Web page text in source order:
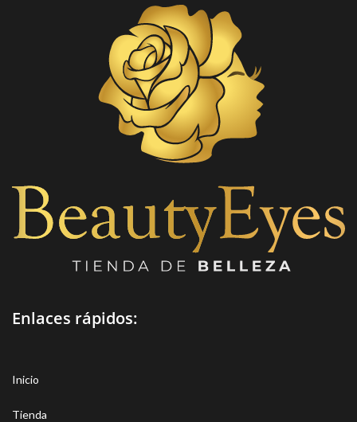
extensión de pestañas.
Enlaces rápidos:
Inicio
Tienda